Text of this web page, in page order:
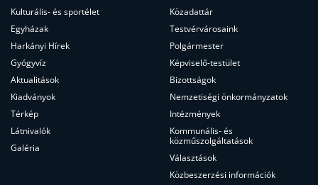
Kulturális- és sportélet
Egyházak
Harkányi Hírek
Gyógyvíz
Aktualitások
Kiadványok
Térkép
Látnivalók
Galéria
Közadattár
Testvérvárosaink
Polgármester
Képviselő-testület
Bizottságok
Nemzetiségi önkormányzatok
Intézmények
Kommunális- és
közműszolgáltatások
Választások
Közbeszerzési információk